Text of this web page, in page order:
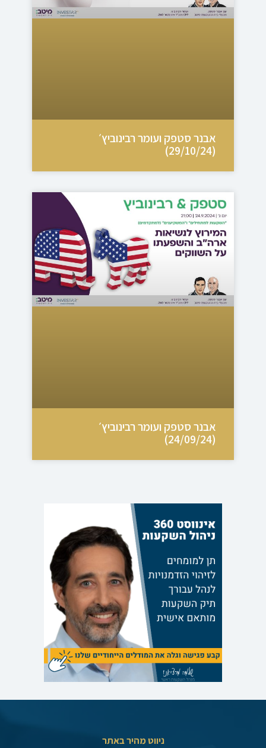
אבנר סטפק ועומר רבינוביץ׳
(29/10/24)
אבנר סטפק ועומר רבינוביץ׳
(24/09/24)
ניווט מהיר באתר